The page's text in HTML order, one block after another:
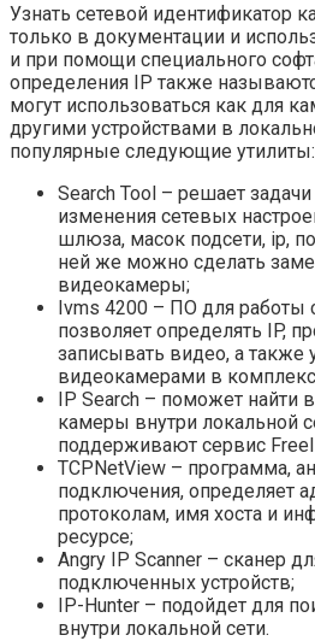
Узнать сетевой идентификатор
только в документации и
и при помощи специального
определения IP также
могут использоваться как для
другими устройствами в
популярные следующие утилиты:
Search Tool – решает
изменения сетевых
шлюза, масок подсети, ip,
ней же можно сделать
видеокамеры;
Ivms 4200 – ПО для работы
позволяет определять IP,
записывать видео, а также
видеокамерами в
IP Search – поможет найти
камеры внутри локальной
поддерживают сервис
TCPNetView – программа,
подключения, определяет
протоколам, имя хоста и
ресурсе;
Angry IP Scanner – сканер
подключенных устройств;
IP-Hunter – подойдет для
внутри локальной сети.